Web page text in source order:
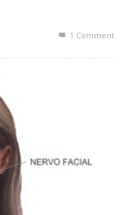
1 Comment